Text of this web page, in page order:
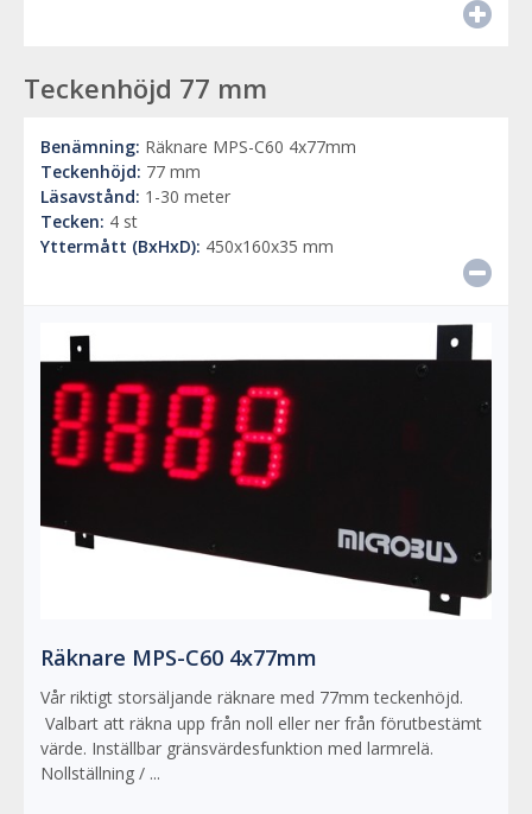
Teckenhöjd 77 mm
Benämning: Räknare MPS-C60 4x77mm
Teckenhöjd: 77 mm
Läsavstånd: 1-30 meter
Tecken: 4 st
Yttermått (BxHxD): 450x160x35 mm
Räknare MPS-C60 4x77mm
Vår riktigt storsäljande räknare med 77mm teckenhöjd.
Valbart att räkna upp från noll eller ner från förutbestämt
värde. Inställbar gränsvärdesfunktion med larmrelä.
Nollställning / ...